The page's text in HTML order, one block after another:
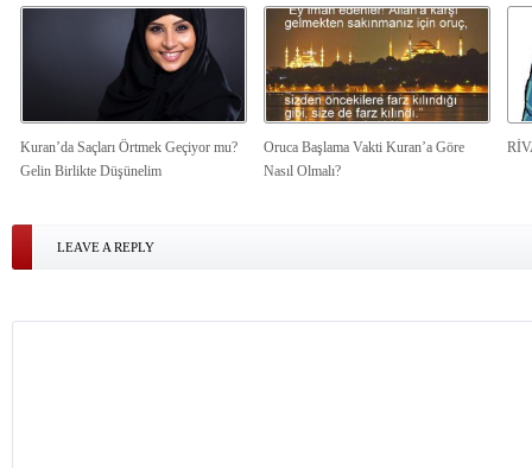
Kuran’da Saçları Örtmek Geçiyor mu?
Gelin Birlikte Düşünelim
Oruca Başlama Vakti Kuran’a Göre
Nasıl Olmalı?
LEAVE A REPLY